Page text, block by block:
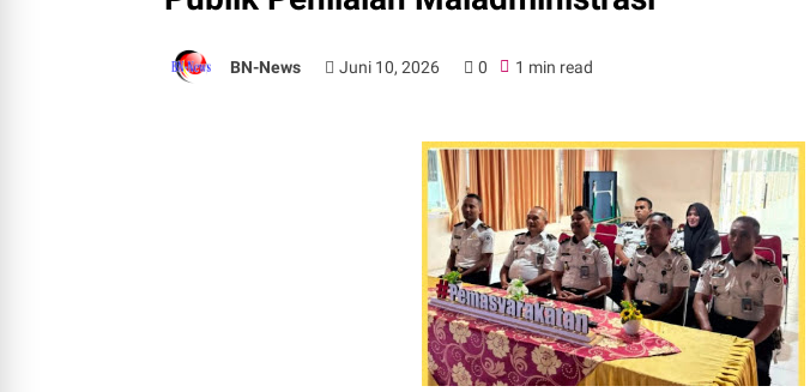
BN-News Juni 10, 2026 0 1 min read